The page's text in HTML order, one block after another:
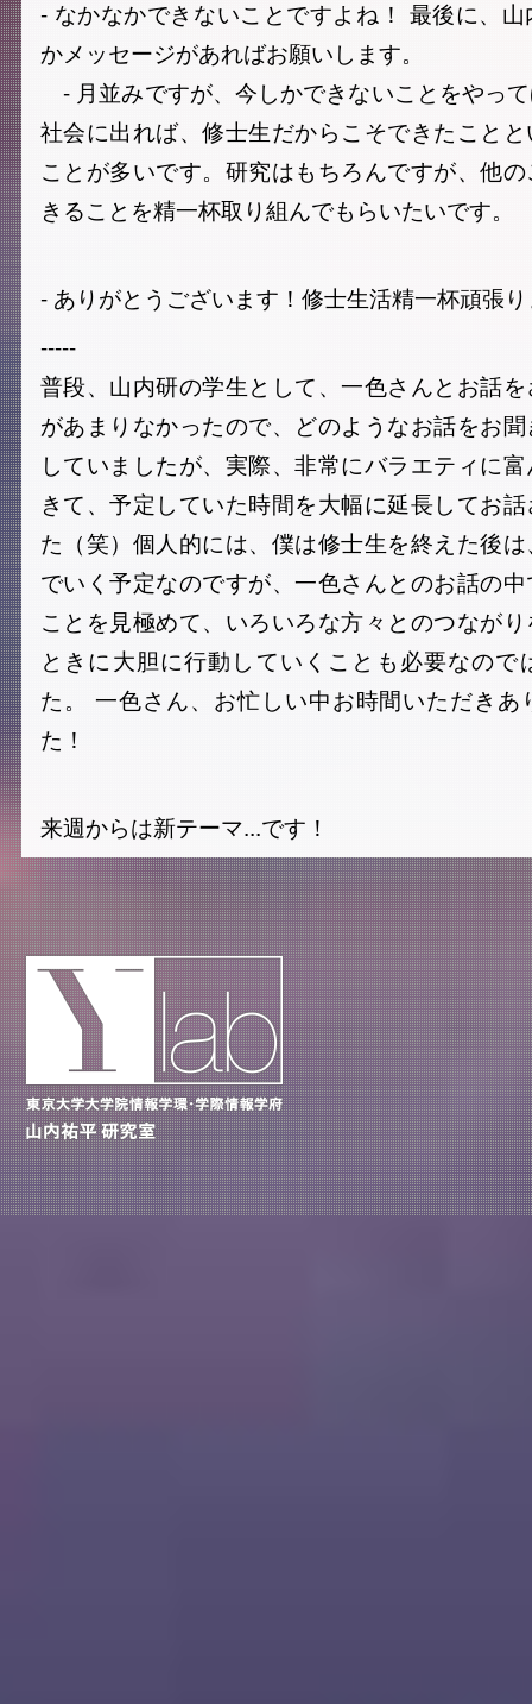
- なかなかできないことですよね！ 最後に、
かメッセージがあればお願いします。
- 月並みですが、今しかできないことをやっ
社会に出れば、修士生だからこそできたこと
ことが多いです。研究はもちろんですが、他
きることを精一杯取り組んでもらいたいです。
- ありがとうございます！修士生活精一杯頑張
-----
普段、山内研の学生として、一色さんとお話
があまりなかったので、どのようなお話をお
していましたが、実際、非常にバラエティに
きて、予定していた時間を大幅に延長してお
た（笑）個人的には、僕は修士生を終えた後
でいく予定なのですが、一色さんとのお話の
ことを見極めて、いろいろな方々とのつなが
ときに大胆に行動していくことも必要なので
た。 一色さん、お忙しい中お時間いただきあ
た！
来週からは新テーマ...です！